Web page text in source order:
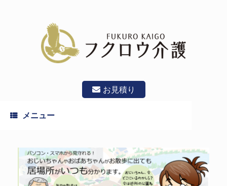
お見積り
メニュー